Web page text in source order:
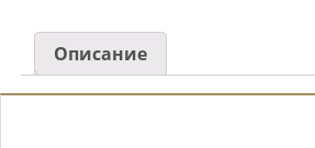
Описание